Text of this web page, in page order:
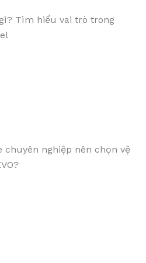
Tìm hiểu vai trò trong
chuyên nghiệp nên chọn vệ